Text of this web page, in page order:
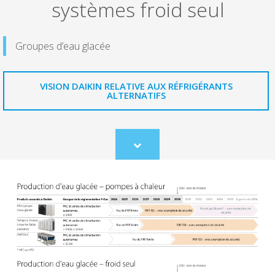
systèmes froid seul
Groupes d’eau glacée
VISION DAIKIN RELATIVE AUX RÉFRIGÉRANTS
ALTERNATIFS
Scroll
to